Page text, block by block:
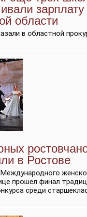
зарплату
области
в областной
в Ростове
прошёл финал
среди